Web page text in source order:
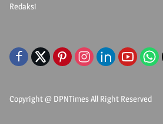
Redaksi
Copyright @ DPNTimesAll Right Reserved